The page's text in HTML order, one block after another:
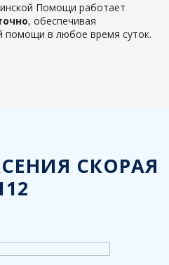
Помощи работает
, обеспечивая
помощи в любое время суток.
СКОРАЯ